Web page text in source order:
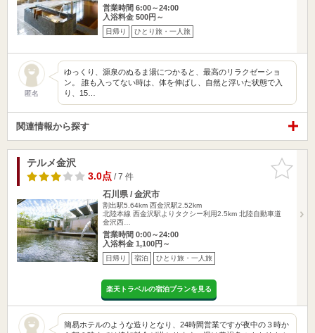
営業時間 6:00～24:00
入浴料金 500円～
日帰り ひとり旅・一人旅
匿名
ゆっくり、源泉のぬるま湯につかると、最高のリラクゼーショ
ン。 誰も入ってない時は、体を伸ばし、自然と浮いた状態で入
り、15…
関連情報から探す
お気に入
りに追加
テルメ金沢
3.0点/ 7 件
石川県 / 金沢市
割出駅5.64km 西金沢駅2.52km
北陸本線 西金沢駅よりタクシー利用2.5km 北陸自動車道
金沢西…
営業時間 0:00～24:00
入浴料金 1,100円～
日帰り 宿泊 ひとり旅・一人旅
楽天トラベルの宿泊プランを見る
簡易ホテルのような造りとなり、24時間営業ですが夜中の３時か